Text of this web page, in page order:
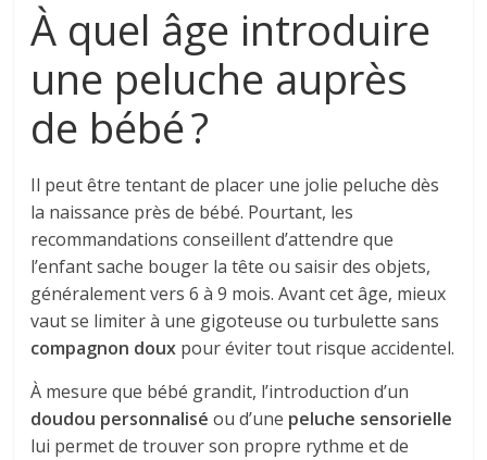
À quel âge introduire
une peluche auprès
de bébé ?
Il peut être tentant de placer une jolie peluche dès
la naissance près de bébé. Pourtant, les
recommandations conseillent d’attendre que
l’enfant sache bouger la tête ou saisir des objets,
généralement vers 6 à 9 mois. Avant cet âge, mieux
vaut se limiter à une gigoteuse ou turbulette sans
compagnon doux pour éviter tout risque accidentel.
À mesure que bébé grandit, l’introduction d’un
doudou personnalisé ou d’une peluche sensorielle
lui permet de trouver son propre rythme et de